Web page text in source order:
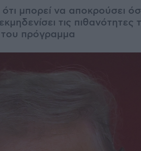
μπορεί να αποκρούσει
τις
πρόγραμμα